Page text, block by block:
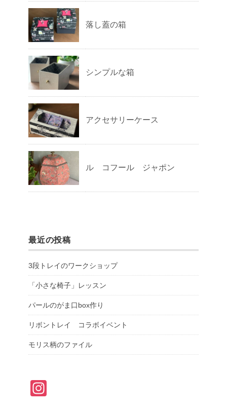
落し蓋の箱
シンプルな箱
アクセサリーケース
ル コフール ジャポン
最近の投稿
3段トレイのワークショップ
「小さな椅子」レッスン
パールのがま口box作り
リボントレイ コラボイベント
モリス柄のファイル